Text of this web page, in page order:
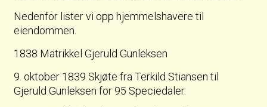
Nedenfor lister vi opp hjemmelshavere til
eiendommen.
1838 Matrikkel Gjeruld Gunleksen
9. oktober 1839 Skjøte fra Terkild Stiansen til
Gjeruld Gunleksen for 95 Speciedaler.